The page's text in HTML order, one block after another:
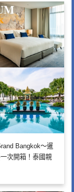
Bangkok～暹
次開箱！泰國親